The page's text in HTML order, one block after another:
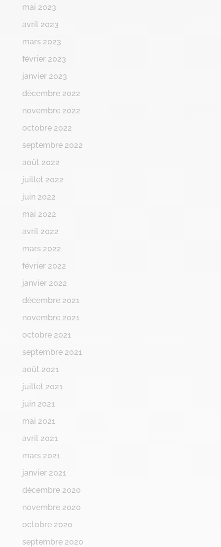
mai 2023
avril 2023
mars 2023
février 2023
janvier 2023
décembre 2022
novembre 2022
octobre 2022
septembre 2022
août 2022
juillet 2022
juin 2022
mai 2022
avril 2022
mars 2022
février 2022
janvier 2022
décembre 2021
novembre 2021
octobre 2021
septembre 2021
août 2021
juillet 2021
juin 2021
mai 2021
avril 2021
mars 2021
janvier 2021
décembre 2020
novembre 2020
octobre 2020
septembre 2020